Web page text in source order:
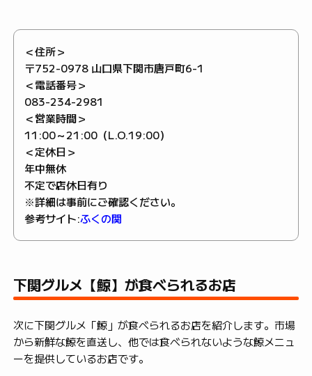
＜住所＞
〒752-0978 山口県下関市唐戸町6-1
＜電話番号＞
083-234-2981
＜営業時間＞
11:00～21:00（L.O.19:00）
＜定休日＞
年中無休
不定で店休日有り
※詳細は事前にご確認ください。
参考サイト:ふくの関
下関グルメ【鯨】が食べられるお店
次に下関グルメ「鯨」が食べられるお店を紹介します。市場
から新鮮な鯨を直送し、他では食べられないような鯨メニュ
ーを提供しているお店です。